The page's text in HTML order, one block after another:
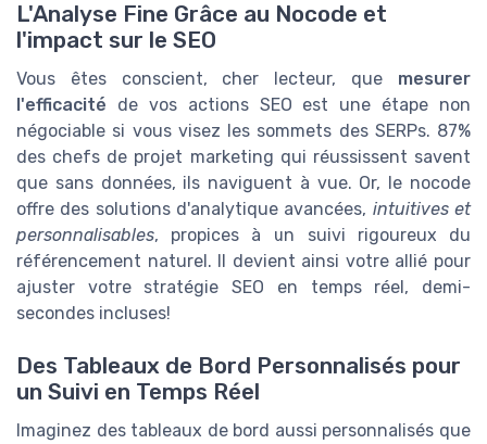
L'Analyse Fine Grâce au Nocode et
l'impact sur le SEO
Vous êtes conscient, cher lecteur, que mesurer
l'efficacité de vos actions SEO est une étape non
négociable si vous visez les sommets des SERPs. 87%
des chefs de projet marketing qui réussissent savent
que sans données, ils naviguent à vue. Or, le nocode
offre des solutions d'analytique avancées, intuitives et
personnalisables, propices à un suivi rigoureux du
référencement naturel. Il devient ainsi votre allié pour
ajuster votre stratégie SEO en temps réel, demi-
secondes incluses!
Des Tableaux de Bord Personnalisés pour
un Suivi en Temps Réel
Imaginez des tableaux de bord aussi personnalisés que